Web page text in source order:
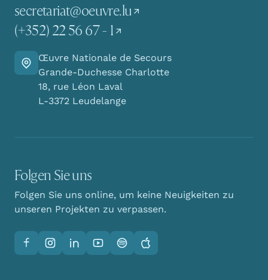
secretariat@oeuvre.lu
(+352) 22 56 67 - 1
Finden Sie den Weg zu uns
Œuvre Nationale de Secours
Grande-Duchesse Charlotte
18, rue Léon Laval
L-3372 Leudelange
Folgen Sie uns
Folgen Sie uns online, um keine Neuigkeiten zu
unseren Projekten zu verpassen.
FacebookInstagramLinkedInYouTubeSpotifyApple